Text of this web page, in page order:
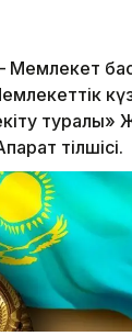
Мемлекет
туралы»
тілшісі.